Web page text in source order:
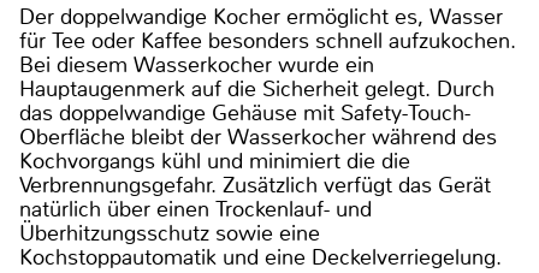
Der doppelwandige Kocher ermöglicht es, Wasser
für Tee oder Kaffee besonders schnell aufzukochen.
Bei diesem Wasserkocher wurde ein
Hauptaugenmerk auf die Sicherheit gelegt. Durch
das doppelwandige Gehäuse mit Safety-Touch-
Oberfläche bleibt der Wasserkocher während des
Kochvorgangs kühl und minimiert die die
Verbrennungsgefahr. Zusätzlich verfügt das Gerät
natürlich über einen Trockenlauf- und
Überhitzungsschutz sowie eine
Kochstoppautomatik und eine Deckelverriegelung.